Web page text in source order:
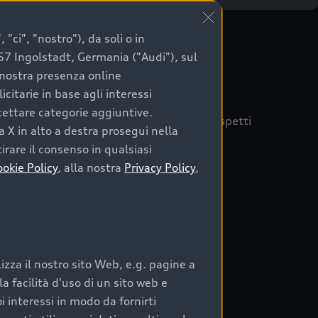
sicuro, è essenziale considerare aspetti
Prima Scelta :plus
nel tempo;
"ci", "nostro"), da soli o in
Ingolstadt, Germania ("Audi"), sul
presenza online
in base agli interessi
categorie aggiuntive.
in alto a destra prosegui nella
il consenso in qualsiasi
Policy, alla nostra Privacy Policy,
il nostro sito Web, e.g. pagine a
facilità d'uso di un sito web e
interessi in modo da fornirti